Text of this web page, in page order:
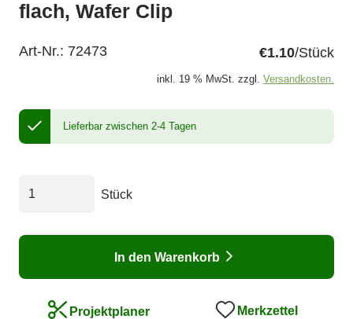
flach, Wafer Clip
Art-Nr.: 72473 €1.10/Stück
inkl. 19 % MwSt. zzgl. Versandkosten.
Lieferbar zwischen 2-4 Tagen
Stück
In den Warenkorb
Projektplaner Merkzettel